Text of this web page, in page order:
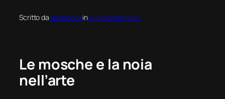
Scritto daRedazioneinApprofondimenti
Le mosche e la noia
nell’arte